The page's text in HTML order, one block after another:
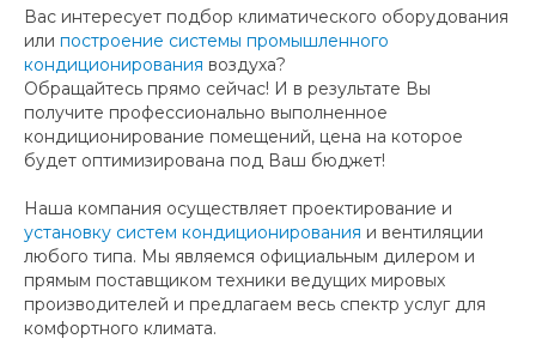
Вас интересует подбор климатического оборудования
или построение системы промышленного
кондиционирования воздуха?
Обращайтесь прямо сейчас! И в результате Вы
получите профессионально выполненное
кондиционирование помещений, цена на которое
будет оптимизирована под Ваш бюджет!
Наша компания осуществляет проектирование и
установку систем кондиционирования и вентиляции
любого типа. Мы являемся официальным дилером и
прямым поставщиком техники ведущих мировых
производителей и предлагаем весь спектр услуг для
комфортного климата.